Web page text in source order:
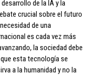
de la IA y la
crucial sobre el futuro
de una
es cada vez más
la sociedad debe
esta tecnología se
a la humanidad y no la